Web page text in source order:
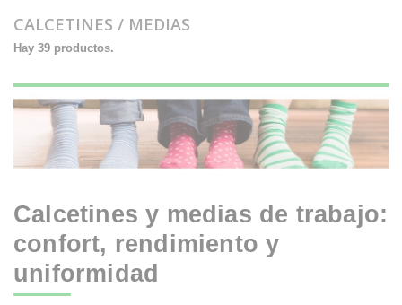
CALCETINES / MEDIAS
Hay 39 productos.
Calcetines y medias de trabajo:
confort, rendimiento y
uniformidad